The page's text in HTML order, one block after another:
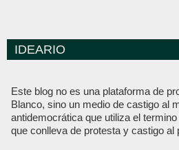
IDEARIO
Este blog no es una plataforma de
Blanco, sino un medio de castigo al
antidemocrática que utiliza el termino
que conlleva de protesta y castigo al